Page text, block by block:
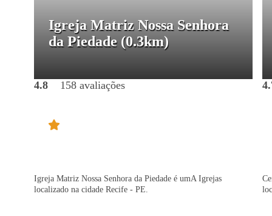
Igreja Matriz Nossa Senhora
da Piedade (0.3km)
4.8 158 avaliações
Igreja Matriz Nossa Senhora da Piedade é umA Igrejas
localizado na cidade Recife - PE.